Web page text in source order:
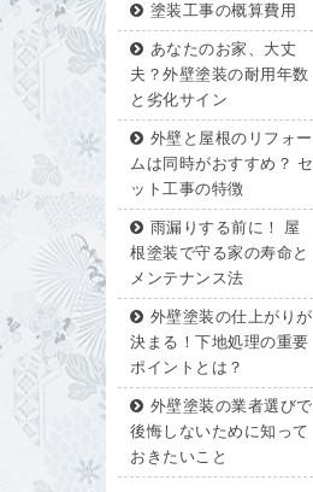
塗装工事の概算費用
あなたのお家、大丈
夫？外壁塗装の耐用年数
と劣化サイン
外壁と屋根のリフォー
ムは同時がおすすめ？ セ
ット工事の特徴
雨漏りする前に！ 屋
根塗装で守る家の寿命と
メンテナンス法
外壁塗装の仕上がりが
決まる！下地処理の重要
ポイントとは？
外壁塗装の業者選びで
後悔しないために知って
おきたいこと